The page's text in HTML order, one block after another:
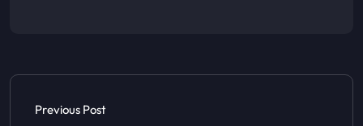
Previous Post